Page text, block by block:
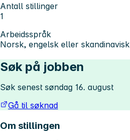
Antall stillinger
1
Arbeidsspråk
Norsk, engelsk eller skandinavisk
Søk på jobben
Søk senest søndag 16. august
Gå til søknad
Om stillingen